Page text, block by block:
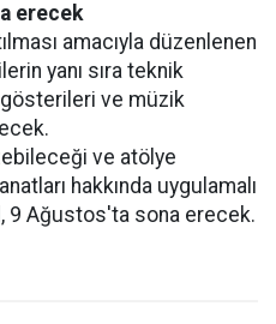
erecek
amacıyla düzenlenen
yanı sıra teknik
ve müzik
ve atölye
hakkında uygulamalı
9 Ağustos'ta sona erecek.